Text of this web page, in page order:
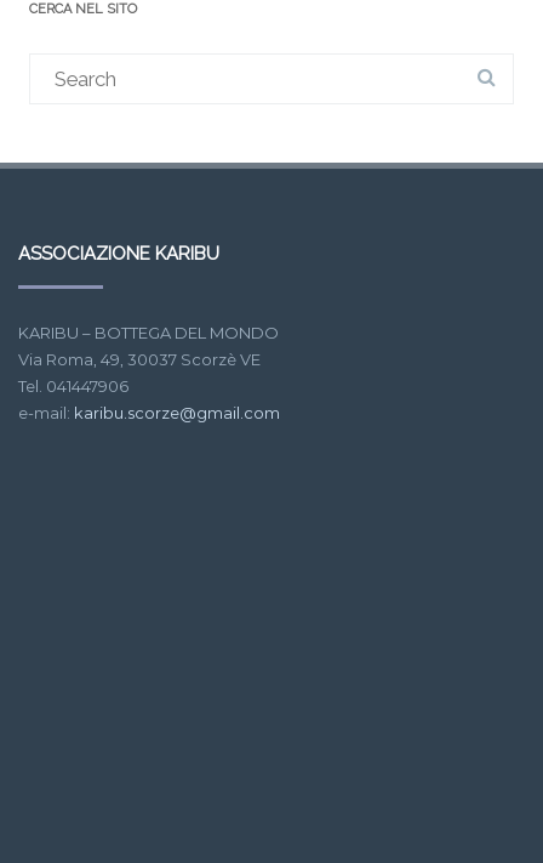
CERCA NEL SITO
ASSOCIAZIONE KARIBU
KARIBU – BOTTEGA DEL MONDO
Via Roma, 49, 30037 Scorzè VE
Tel. 041447906
e-mail: karibu.scorze@gmail.com